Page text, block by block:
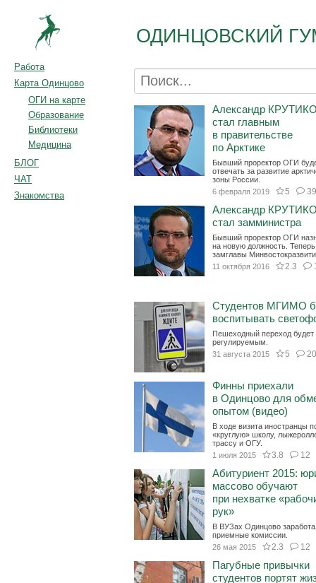
ОДИНЦОВСКИЙ
Работа
Карта Одинцово
ОГИ на карте
Образование
Библиотеки
Медицина
БЛОГ
ЧАТ
Знакомства
Александр
стал главным
в правительстве
по Арктике
Бывший проректор ОГИ
отвечать за развитие
зоны России.
6 февраля 2019
5
Александр
стал замминистра
Бывший проректор ОГИ
на новую должность.
замглавы
11 октября 2016
2.3
Студентов МГИМО
воспитывать
Пешеходный переход будет
регулируемым.
31 августа 2015
5
Финны приехали
в Одинцово для
опытом (видео)
В ходе визита иностранцы
«круглую» школу,
трассу и ОГУ.
1 июля 2015
3.8 12
Абитуриент 2015:
массово обучают
при нехватке
рук»
В ВУЗах Одинцово
приемные комиссии.
26 мая 2015
2.3 12
Пагубные привычки
студентов портят